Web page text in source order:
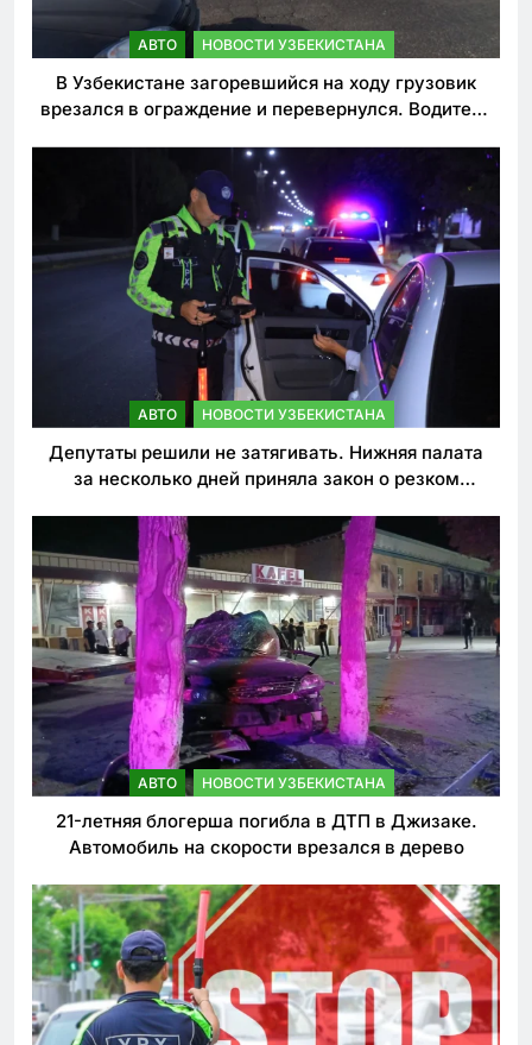
АВТО НОВОСТИ УЗБЕКИСТАНА
В Узбекистане загоревшийся на ходу грузовик
врезался в ограждение и перевернулся. Водитель
АВТО НОВОСТИ УЗБЕКИСТАНА
Депутаты решили не затягивать. Нижняя палата
за несколько дней приняла закон о резком
АВТО НОВОСТИ УЗБЕКИСТАНА
21-летняя блогерша погибла в ДТП в Джизаке.
Автомобиль на скорости врезался в дерево